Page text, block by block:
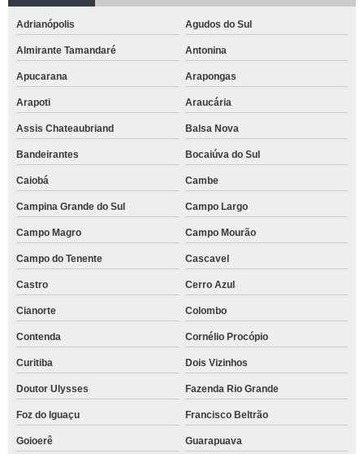
Adrianópolis Agudos do Sul
Almirante Tamandaré Antonina
Apucarana Arapongas
Arapoti Araucária
Assis Chateaubriand Balsa Nova
Bandeirantes Bocaiúva do Sul
Caiobá Cambe
Campina Grande do Sul Campo Largo
Campo Magro Campo Mourão
Campo do Tenente Cascavel
Castro Cerro Azul
Cianorte Colombo
Contenda Cornélio Procópio
Curitiba Dois Vizinhos
Doutor Ulysses Fazenda Rio Grande
Foz do Iguaçu Francisco Beltrão
Goioerê Guarapuava